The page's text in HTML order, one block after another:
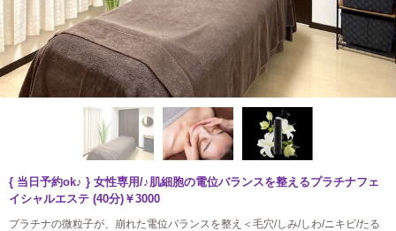
{ 当日予約ok♪ } 女性専用/♪肌細胞の電位バランスを整えるプラチナフェ
イシャルエステ (40分)￥3000
プラチナの微粒子が、崩れた電位バランスを整え＜毛穴/しみ/しわ/ニキビ/たる